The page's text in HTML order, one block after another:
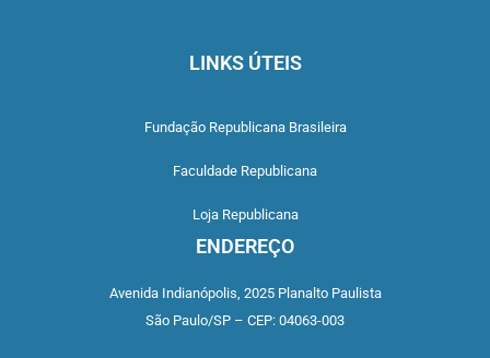
LINKS ÚTEIS
Fundação Republicana Brasileira
Faculdade Republicana
Loja Republicana
ENDEREÇO
Avenida Indianópolis, 2025 Planalto Paulista
São Paulo/SP – CEP: 04063-003